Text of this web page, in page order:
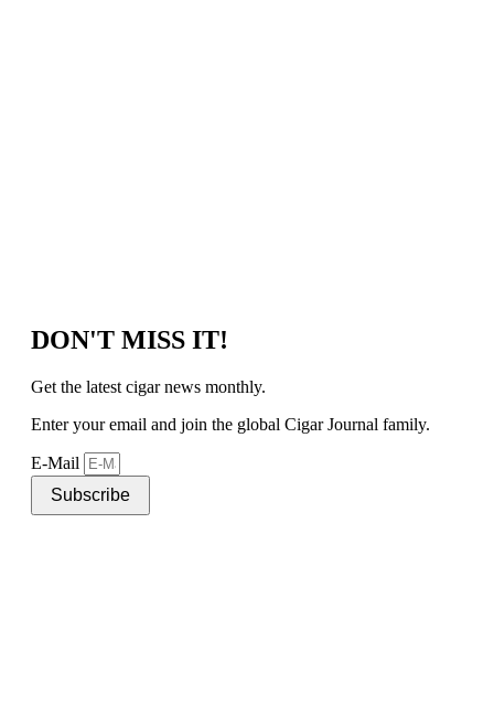
DON'T MISS IT!
Get the latest cigar news monthly.
Enter your email and join the global Cigar Journal family.
E-Mail
Subscribe